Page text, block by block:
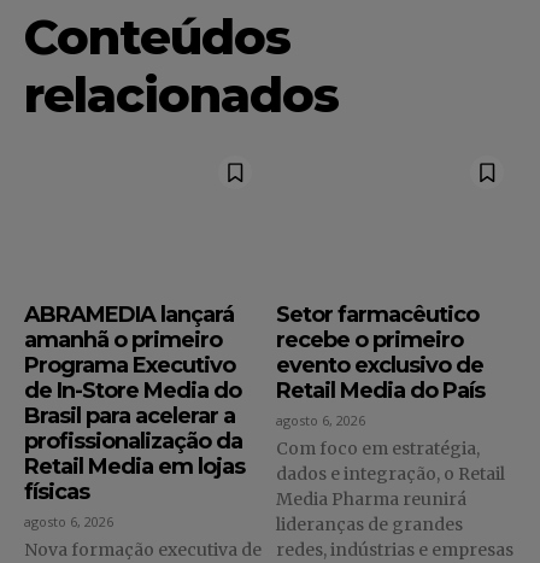
Conteúdos
relacionados
ABRAMEDIA lançará
amanhã o primeiro
Programa Executivo
de In-Store Media do
Brasil para acelerar a
profissionalização da
Retail Media em lojas
físicas
agosto 6, 2026
Nova formação executiva de
Setor farmacêutico
recebe o primeiro
evento exclusivo de
Retail Media do País
agosto 6, 2026
Com foco em estratégia,
dados e integração, o Retail
Media Pharma reunirá
lideranças de grandes
redes, indústrias e empresas